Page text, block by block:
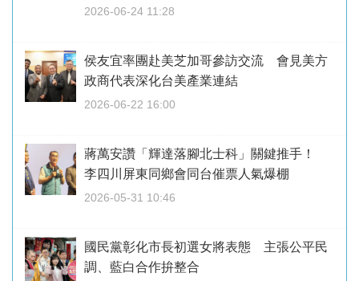
2026-06-24 11:28
侯友宜率團赴美芝加哥參訪交流 會見美方
政商代表深化台美產業連結
2026-06-22 16:00
蔣萬安讚「輝達落腳北士科」關鍵推手！
李四川屏東同鄉會同台催票人氣爆棚
2026-05-31 10:46
國民黨彰化市長初選女將表態 主張公平民
調、藍白合作拚整合